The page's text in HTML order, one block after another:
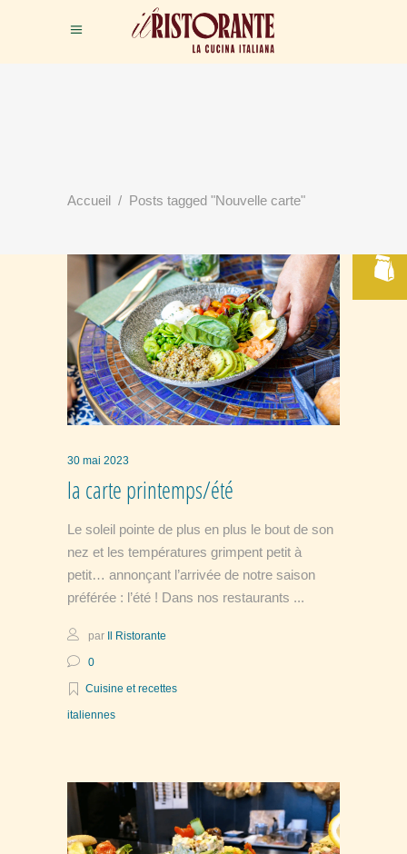
Accueil / Posts tagged "Nouvelle carte"
30 mai 2023
la carte printemps/été
Le soleil pointe de plus en plus le bout de son
nez et les températures grimpent petit à
petit… annonçant l’arrivée de notre saison
préférée : l’été ! Dans nos restaurants
par Il Ristorante
0
Cuisine et recettes
italiennes
VOTRE TABLE